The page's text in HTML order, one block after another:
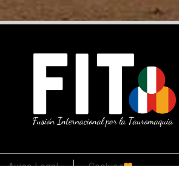
Aviso Legal Cookies